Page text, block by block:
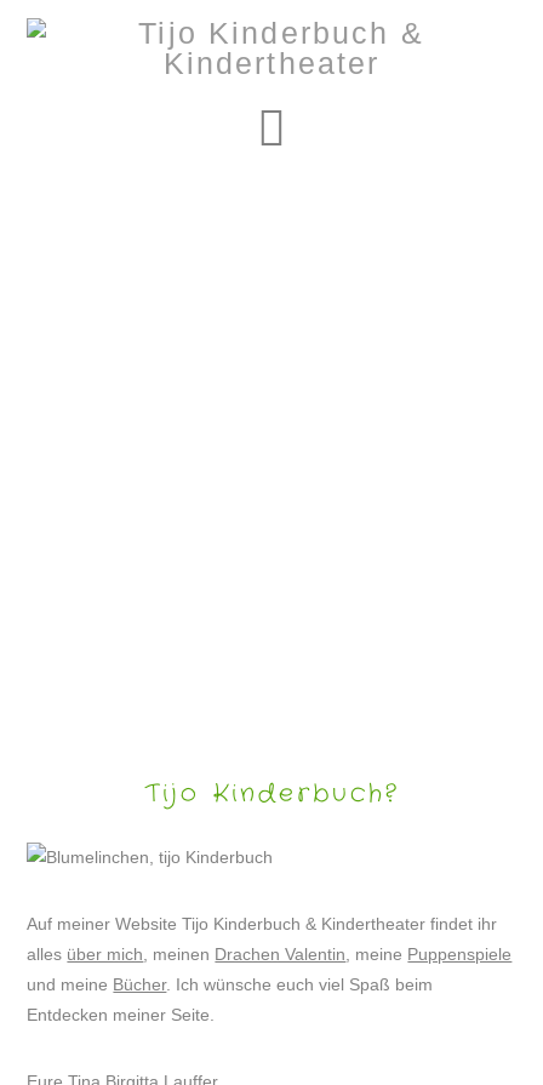
Tijo Kinderbuch?
Auf meiner Website Tijo Kinderbuch & Kindertheater findet ihr
alles über mich , meinen Drachen Valentin , meine Puppenspiele
und meine Bücher. Ich wünsche euch viel Spaß beim
Entdecken meiner Seite.